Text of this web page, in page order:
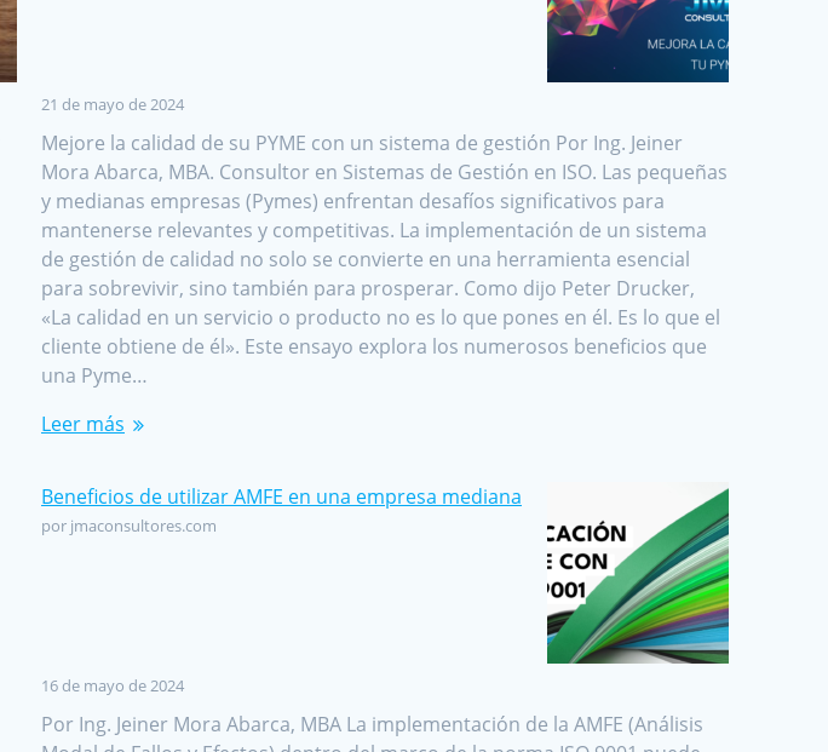
21 de mayo de 2024
Mejore la calidad de su PYME con un sistema de gestión Por Ing. Jeiner
Mora Abarca, MBA. Consultor en Sistemas de Gestión en ISO. Las pequeñas
y medianas empresas (Pymes) enfrentan desafíos significativos para
mantenerse relevantes y competitivas. La implementación de un sistema
de gestión de calidad no solo se convierte en una herramienta esencial
para sobrevivir, sino también para prosperar. Como dijo Peter Drucker,
«La calidad en un servicio o producto no es lo que pones en él. Es lo que el
cliente obtiene de él». Este ensayo explora los numerosos beneficios que
una Pyme…
Leer más
Beneficios de utilizar AMFE en una empresa mediana
por jmaconsultores.com
16 de mayo de 2024
Por Ing. Jeiner Mora Abarca, MBA La implementación de la AMFE (Análisis